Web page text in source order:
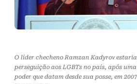
O líder checheno Ramzan Kadyrov
perseguição aos LGBTs no país, após
poder que datam desde sua posse, em